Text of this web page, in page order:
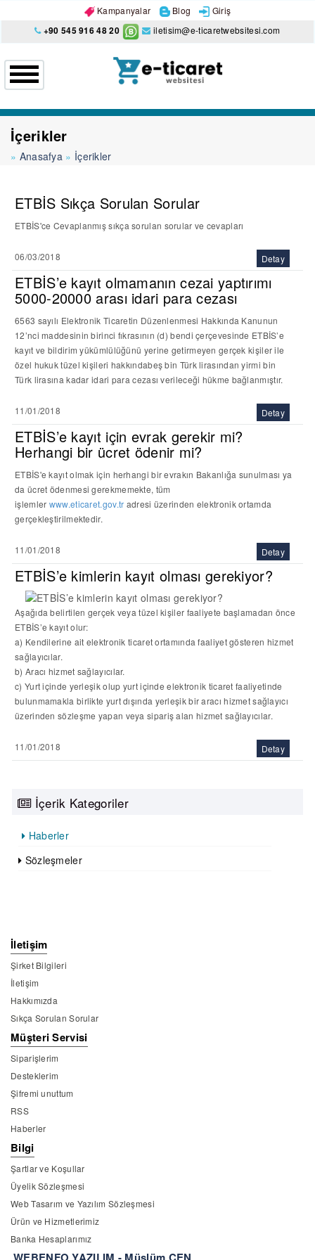
Kampanyalar Blog Giriş
+90 545 916 48 20 iletisim@e-ticaretwebsitesi.com
İçerikler
Anasafya İçerikler
ETBİS Sıkça Sorulan Sorular
ETBİS'ce Cevaplanmış sıkça sorulan sorular ve cevapları
Detay
06/03/2018
ETBİS’e kayıt olmamanın cezai yaptırımı
5000-20000 arası idari para cezası
6563 sayılı Elektronik Ticaretin Düzenlenmesi Hakkında Kanunun
12’nci maddesinin birinci fıkrasının (d) bendi çerçevesinde ETBİS’e
kayıt ve bildirim yükümlülüğünü yerine getirmeyen gerçek kişiler ile
özel hukuk tüzel kişileri hakkındabeş bin Türk lirasından yirmi bin
Türk lirasına kadar idari para cezası verileceği hükme bağlanmıştır.
Detay
11/01/2018
ETBİS’e kayıt için evrak gerekir mi?
Herhangi bir ücret ödenir mi?
ETBİS'e kayıt olmak için herhangi bir evrakın Bakanlığa sunulması ya
da ücret ödenmesi gerekmemekte, tüm
işlemler www.eticaret.gov.tr adresi üzerinden elektronik ortamda
gerçekleştirilmektedir.
Detay
11/01/2018
ETBİS’e kimlerin kayıt olması gerekiyor?
Aşağıda belirtilen gerçek veya tüzel kişiler faaliyete başlamadan önce
ETBİS’e kayıt olur:
a) Kendilerine ait elektronik ticaret ortamında faaliyet gösteren hizmet
sağlayıcılar.
b) Aracı hizmet sağlayıcılar.
c) Yurt içinde yerleşik olup yurt içinde elektronik ticaret faaliyetinde
bulunmamakla birlikte yurt dışında yerleşik bir aracı hizmet sağlayıcı
üzerinden sözleşme yapan veya sipariş alan hizmet sağlayıcılar.
Detay
11/01/2018
İçerik Kategoriler
Haberler
Sözleşmeler
İletişim
Şirket Bilgileri
İletişim
Hakkımızda
Sıkça Sorulan Sorular
Müşteri Servisi
Siparişlerim
Desteklerim
Şifremi unuttum
RSS
Haberler
Bilgi
Şartlar ve Koşullar
Üyelik Sözleşmesi
Web Tasarım ve Yazılım Sözleşmesi
Ürün ve Hizmetlerimiz
Banka Hesaplarımız